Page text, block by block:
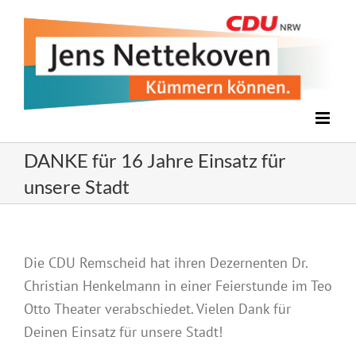
DANKE für 16 Jahre Einsatz für
unsere Stadt
Bild
Die CDU Remscheid hat ihren Dezernenten Dr.
Christian Henkelmann in einer Feierstunde im Teo
Otto Theater verabschiedet. Vielen Dank für
Deinen Einsatz für unsere Stadt!